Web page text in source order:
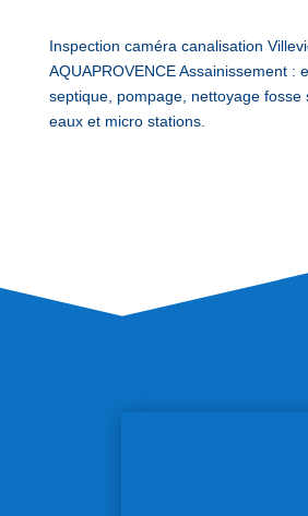
Inspection caméra canalisation
AQUAPROVENCE Assainissement :
septique, pompage, nettoyage fosse
eaux et micro stations.